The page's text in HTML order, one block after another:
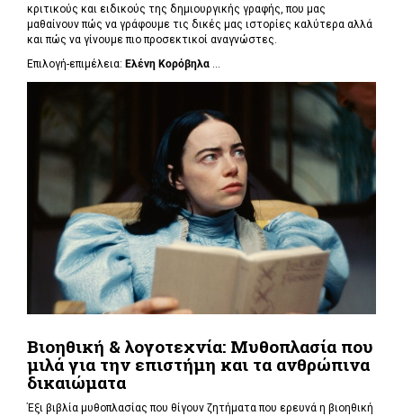
κριτικούς και ειδικούς της δημιουργικής γραφής, που μας
μαθαίνουν πώς να γράφουμε τις δικές μας ιστορίες καλύτερα αλλά
και πώς να γίνουμε πιο προσεκτικοί αναγνώστες.
Επιλογή-επιμέλεια: Ελένη Κορόβηλα ...
Βιοηθική & λογοτεχνία: Μυθοπλασία που
μιλά για την επιστήμη και τα ανθρώπινα
δικαιώματα
Έξι βιβλία μυθοπλασίας που θίγουν ζητήματα που ερευνά η βιοηθική